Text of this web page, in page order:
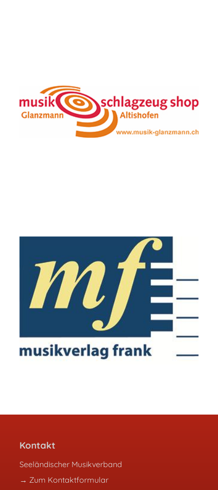
Kontakt
Seeländischer Musikverband
→ Zum Kontaktformular